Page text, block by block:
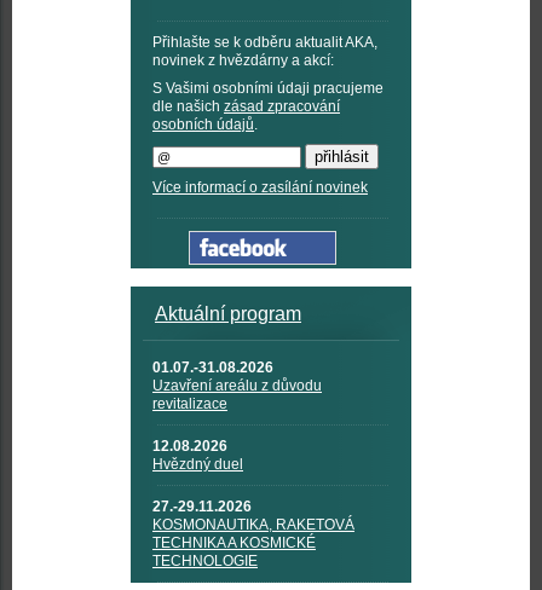
Přihlašte se k odběru aktualit AKA,
novinek z hvězdárny a akcí:
S Vašimi osobními údaji pracujeme
dle našich zásad zpracování
osobních údajů.
Více informací o zasílání novinek
Aktuální program
01.07.-31.08.2026
Uzavření areálu z důvodu
revitalizace
12.08.2026
Hvězdný duel
27.-29.11.2026
KOSMONAUTIKA, RAKETOVÁ
TECHNIKA A KOSMICKÉ
TECHNOLOGIE